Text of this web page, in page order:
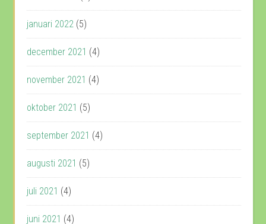
januari 2022 (5)
december 2021 (4)
november 2021 (4)
oktober 2021 (5)
september 2021 (4)
augusti 2021 (5)
juli 2021 (4)
juni 2021 (4)